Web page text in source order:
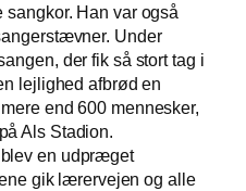
Han var også
Under
der fik så stort tag i
lejlighed afbrød en
end 600 mennesker,
Als Stadion.
en udpræget
gik lærervejen og alle